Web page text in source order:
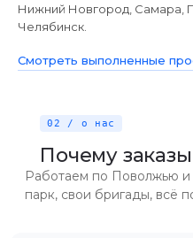
Нижний Новгород, Самара,
Челябинск.
Смотреть выполненные
02 / о нас
Почему
Работаем по Поволжью и
парк, свои бригады, всё